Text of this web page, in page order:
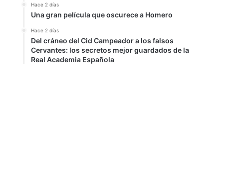
Hace 2 días
Una gran película que oscurece a Homero
Hace 2 días
Del cráneo del Cid Campeador a los falsos
Cervantes: los secretos mejor guardados de la
Real Academia Española